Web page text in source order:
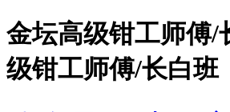
金坛高级钳工师傅/
级钳工师傅/长白班